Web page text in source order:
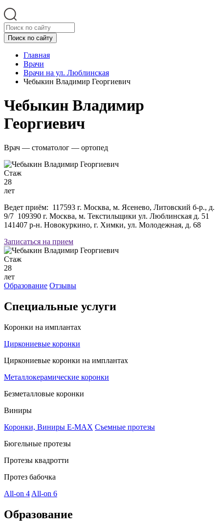
Главная
Врачи
Врачи на ул. Люблинская
Чебыкин Владимир Георгиевич
Чебыкин Владимир
Георгиевич
Врач — стоматолог — ортопед
Стаж
28
лет
Ведет приём: 117593 г. Москва, м. Ясенево, Литовский б-р., д.
9/7 109390 г. Москва, м. Текстильщики ул. Люблинская д. 51
141407 р-н. Новокуркино, г. Химки, ул. Молодежная, д. 68
Записаться на прием
Стаж
28
лет
Образование Отзывы
Специальные услуги
Коронки на имплантах
Циркониевые коронки
Циркониевые коронки на имплантах
Металлокерамические коронки
Безметалловые коронки
Виниры
Коронки, Виниры E-MAX Съемные протезы
Бюгельные протезы
Протезы квадротти
Протез бабочка
All-on 4 All-on 6
Образование